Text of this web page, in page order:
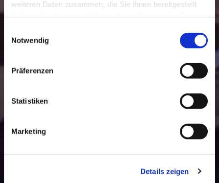
weiteren Daten zusammen, die Sie ihnen bereitgestellt
Notwendig
Präferenzen
Statistiken
Marketing
Details zeigen